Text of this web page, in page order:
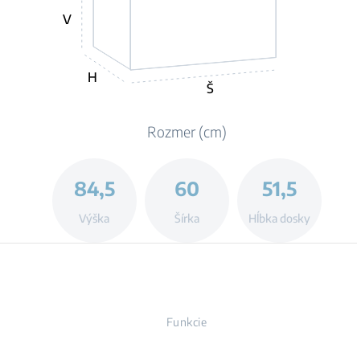
V
H
Š
Rozmer (cm)
84,5
Výška
60
Šírka
51,5
Hĺbka dosky
Funkcie